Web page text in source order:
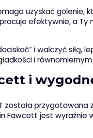
uzyskać golenie,
efektywnie, a
i walczyć siłą,
i
i
została
Fawcett jest